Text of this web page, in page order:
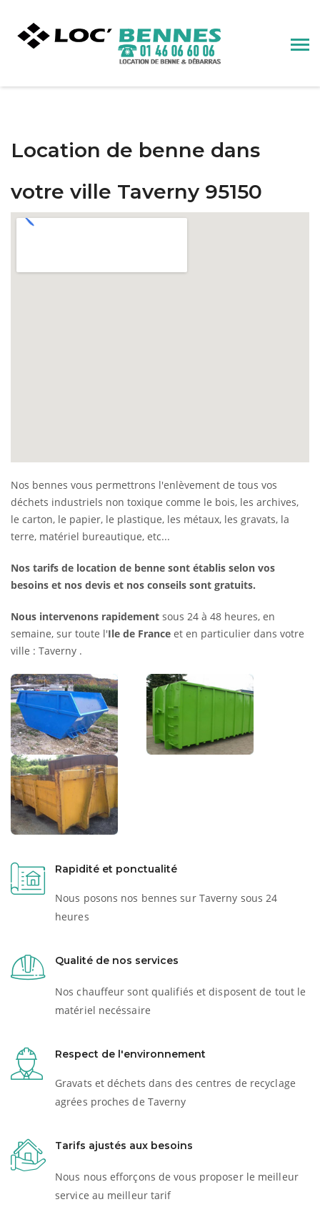
Location de benne dans
votre ville Taverny 95150
Nos bennes vous permettrons l'enlèvement de tous vos
déchets industriels non toxique comme le bois, les archives,
le carton, le papier, le plastique, les métaux, les gravats, la
terre, matériel bureautique, etc...
Nos tarifs de location de benne sont établis selon vos
besoins et nos devis et nos conseils sont gratuits.
Nous intervenons rapidement sous 24 à 48 heures, en
semaine, sur toute l'Ile de France et en particulier dans votre
ville : Taverny .
Rapidité et ponctualité
Nous posons nos bennes sur Taverny sous 24
heures
Qualité de nos services
Nos chauffeur sont qualifiés et disposent de tout le
matériel necéssaire
Respect de l'environnement
Gravats et déchets dans des centres de recyclage
agrées proches de Taverny
Tarifs ajustés aux besoins
Nous nous efforçons de vous proposer le meilleur
service au meilleur tarif